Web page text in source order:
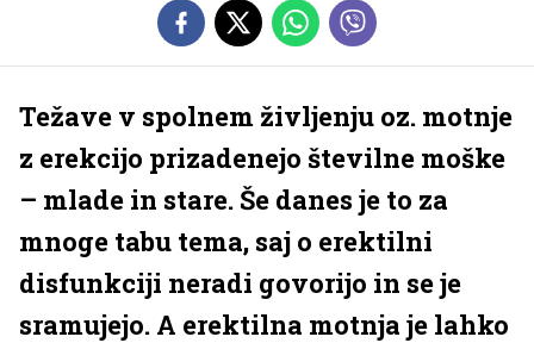
Težave v spolnem življenju oz. motnje
z erekcijo prizadenejo številne moške
– mlade in stare. Še danes je to za
mnoge tabu tema, saj o erektilni
disfunkciji neradi govorijo in se je
sramujejo. A erektilna motnja je lahko